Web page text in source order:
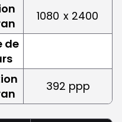
1080 x 2400
de
392 ppp